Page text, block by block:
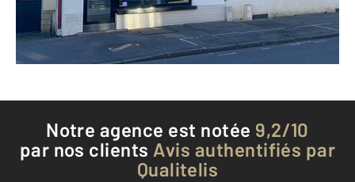
Envoyer un message
Téléphoner à l'agence
Notre agence est notée 9,2/10
par nos clients Avis authentifiés par
Qualitelis